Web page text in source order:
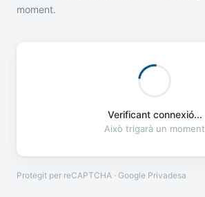
moment.
Verificant connexió...
Això trigarà un moment
Protegit per reCAPTCHA · Google Privadesa